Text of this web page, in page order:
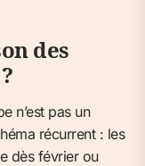
des
n’est pas un
récurrent : les
dès février ou